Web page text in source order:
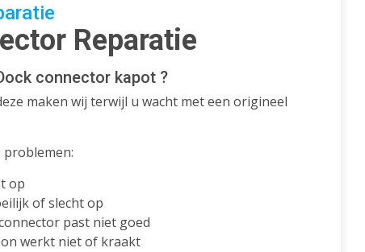
Reparatie
connector kapot ?
maken wij terwijl u wacht met een origineel
op
of slecht op
past niet goed
werkt niet of kraakt